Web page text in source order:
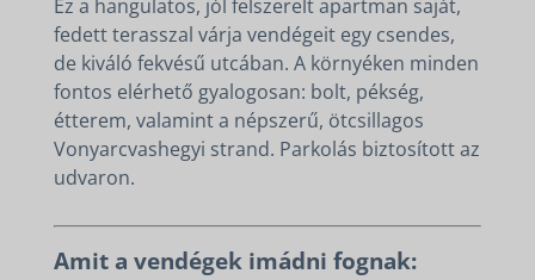
Ez a hangulatos, jól felszerelt apartman saját,
fedett terasszal várja vendégeit egy csendes,
de kiváló fekvésű utcában. A környéken minden
fontos elérhető gyalogosan: bolt, pékség,
étterem, valamint a népszerű, ötcsillagos
Vonyarcvashegyi strand. Parkolás biztosított az
udvaron.
Amit a vendégek imádni fognak: